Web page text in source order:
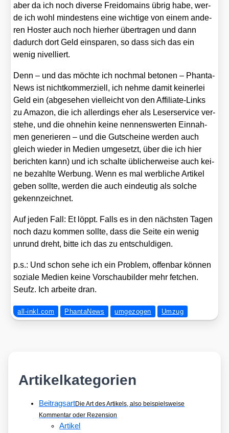
aber da ich noch diver­se Frei­do­mains übrig habe, wer­
de ich wohl min­des­tens eine wich­ti­ge von einem ande­
ren Hos­ter auch noch hier­her über­tra­gen und dann
dadurch dort Geld ein­spa­ren, so dass sich das ein
wenig nivel­liert.
Denn – und das möch­te ich noch­mal beto­nen – Phan­ta­
News ist nicht­kom­mer­zi­ell, ich neh­me damit kei­ner­lei
Geld ein (abge­se­hen viel­leicht von den Affi­lia­te-Links
zu Ama­zon, die ich aller­dings eher als Leser­ser­vice ver­
ste­he, und die ohne­hin kei­ne nen­nens­wer­ten Ein­nah­
men gene­rie­ren – und die Gut­schei­ne wer­den auch
gleich wie­der in Medi­en umge­setzt, über die ich hier
berich­ten kann) und ich schal­te übli­cher­wei­se auch kei­
ne bezahl­te Wer­bung. Wenn es mal werb­li­che Arti­kel
geben soll­te, wer­den die auch ein­deu­tig als sol­che
gekenn­zeich­net.
Auf jeden Fall: Et löppt. Falls es in den nächs­ten Tagen
noch dazu kom­men soll­te, dass die Sei­te ein wenig
unrund dreht, bit­te ich das zu ent­schul­di­gen.
p.s.: Und schon sehe ich ein Pro­blem, offen­bar kön­nen
sozia­le Medi­en kei­ne Vor­schau­bil­der mehr fet­chen.
Seufz. Ich arbei­te dran.
all-inkl.com PhantaNews umgezogen Umzug
Artikelkategorien
BeitragsartDie Art des Artikels, also beispielsweise
Kommentar oder Rezension
Artikel